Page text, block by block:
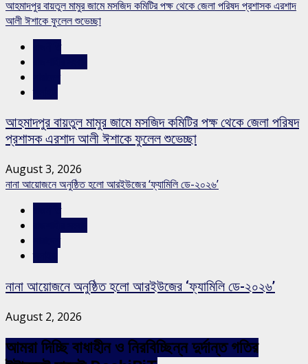
আহমাদপুর বায়তুল মামুর জামে মসজিদ কমিটির পক্ষ থেকে জেলা পরিষদ প্রশাসক এরশাদ
আলী ঈশাকে ফুলেল শুভেচ্ছা
আহমাদপুর বায়তুল মামুর জামে মসজিদ কমিটির পক্ষ থেকে জেলা পরিষদ
প্রশাসক এরশাদ আলী ঈশাকে ফুলেল শুভেচ্ছা
August 3, 2026
নানা আয়োজনে অনুষ্ঠিত হলো আরইউজের ‘ফ্যামিলি ডে-২০২৬’
নানা আয়োজনে অনুষ্ঠিত হলো আরইউজের ‘ফ্যামিলি ডে-২০২৬’
August 2, 2026
আমরা দিচ্ছি বাধাহীন ও নিরবিচ্ছিন্ন দুর্দান্ত গতির